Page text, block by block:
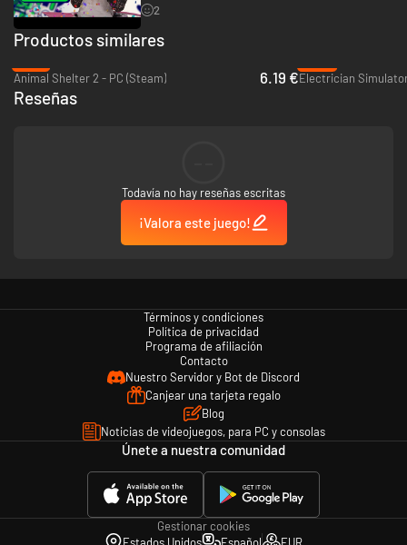
2
Productos similares
Animal Shelter 2 - PC (Steam)
6.19 €Electrician
Reseñas
Todavía no hay reseñas escritas
¡Valora este juego!
Términos y condiciones
Política de privacidad
Programa de afiliación
Contacto
Nuestro Servidor y Bot de Discord
Canjear una tarjeta regalo
Blog
Noticias de videojuegos, para PC y consolas
Únete a nuestra comunidad
Gestionar cookies